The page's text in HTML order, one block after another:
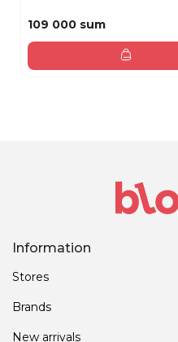
109 000 sum
Information
Stores
Brands
New arrivals